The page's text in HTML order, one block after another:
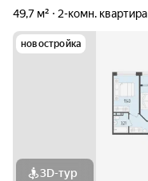
49,7 м²
2-комн. квартира
новостройка
3D-тур